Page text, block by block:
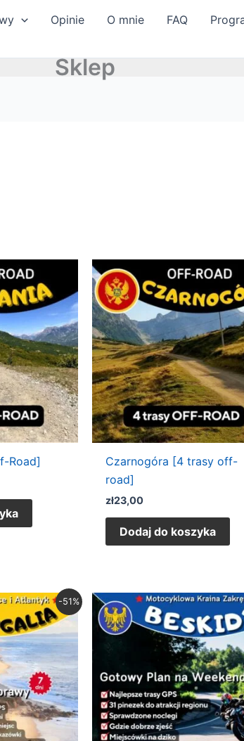
Opinie O mnie FAQ
Sklep
Road]
Czarnogóra [4 trasy off-
road]
zł23,00
Dodaj do koszyka
-51%
Pierwotna
cena
wynosiła:
zł139,00.
Aktualna
wynosi:
zł67,00.